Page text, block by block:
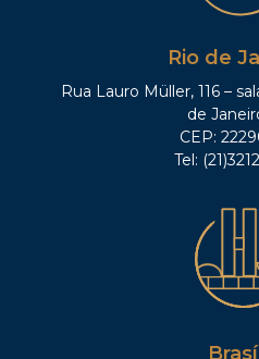
Rio de
Rua Lauro Müller, 116 –
de
CEP:
Tel: